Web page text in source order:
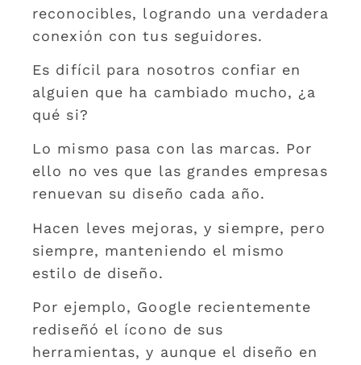
reconocibles, logrando una verdadera
conexión con tus seguidores.
Es difícil para nosotros confiar en
alguien que ha cambiado mucho, ¿a
qué si?
Lo mismo pasa con las marcas. Por
ello no ves que las grandes empresas
renuevan su diseño cada año.
Hacen leves mejoras, y siempre, pero
siempre, manteniendo el mismo
estilo de diseño.
Por ejemplo, Google recientemente
rediseñó el ícono de sus
herramientas, y aunque el diseño en